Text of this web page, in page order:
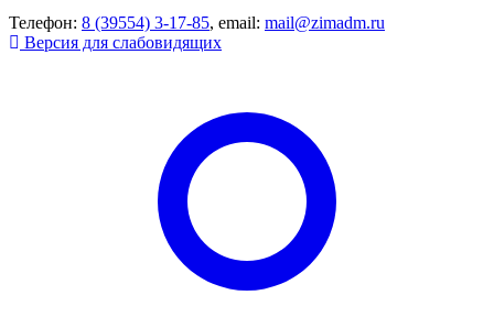
Телефон: 8 (39554) 3-17-85, email: mail@zimadm.ru
Версия для слабовидящих